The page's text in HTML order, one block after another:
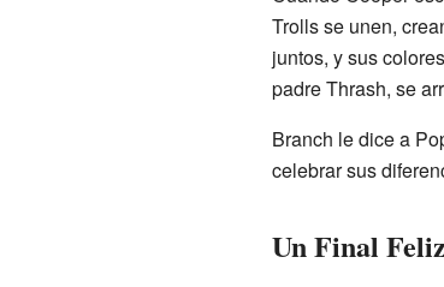
Trolls se unen,
juntos, y sus
padre Thrash, se
Branch le dice a
celebrar sus
Un Final